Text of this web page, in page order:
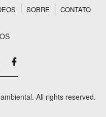
SOBRE CONTATO
All rights reserved.